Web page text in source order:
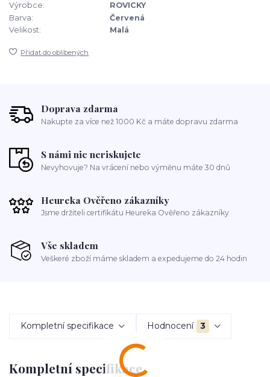
Výrobce:
ROVICKY
Barva:
Červená
Velikost:
Malá
Přidat do oblíbených
Doprava zdarma
Nakupte za více než 1000 Kč a máte dopravu zdarma
S námi nic neriskujete
Nevyhovuje? Na vrácení nebo výměnu máte 30 dnů
Heureka Ověřeno zákazníky
Jsme držiteli certifikátu Heureka Ověřeno zákazníky
Vše skladem
Veškeré zboží máme skladem a expedujeme do 24 hodin
Kompletní specifikace Hodnocení 3
Kompletní specifikace